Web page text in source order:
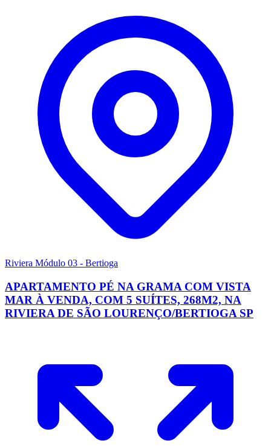
Riviera Módulo 03 - Bertioga
APARTAMENTO PÉ NA GRAMA COM VISTA
MAR À VENDA, COM 5 SUÍTES, 268M2, NA
RIVIERA DE SÃO LOURENÇO/BERTIOGA SP